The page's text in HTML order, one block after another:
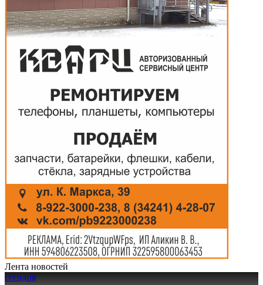
Лента новостей
сегодня